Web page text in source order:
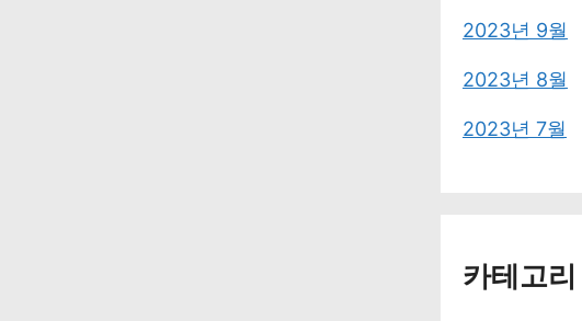
2023년 9월
2023년 8월
2023년 7월
카테고리